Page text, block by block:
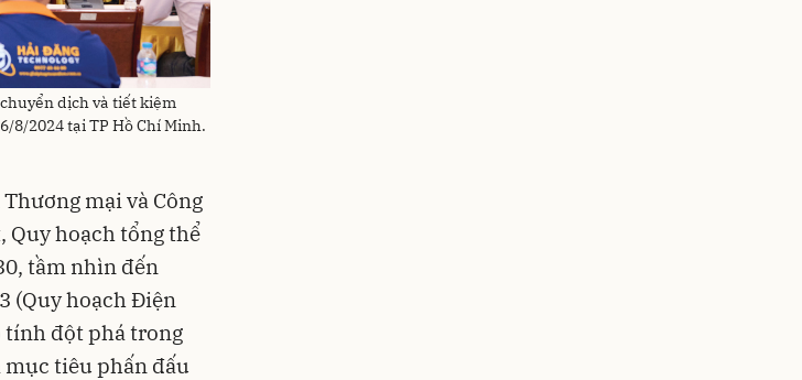
dịch và tiết kiệm
8/2024 tại TP Hồ Chí Minh.
mại và Công
Quy hoạch tổng thể
tầm nhìn đến
(Quy hoạch Điện
tính đột phá trong
tiêu phấn đấu